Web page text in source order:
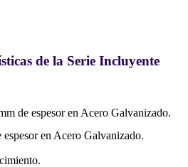
de la Serie Incluyente
de espesor en Acero Galvanizado.
en Acero Galvanizado.